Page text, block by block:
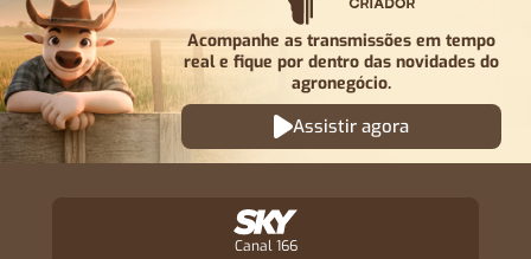
Acompanhe as transmissões em tempo
real e fique pordentro das novidades do
agronegócio.
Assistir agora
Canal 166